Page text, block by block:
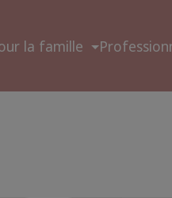
la famille